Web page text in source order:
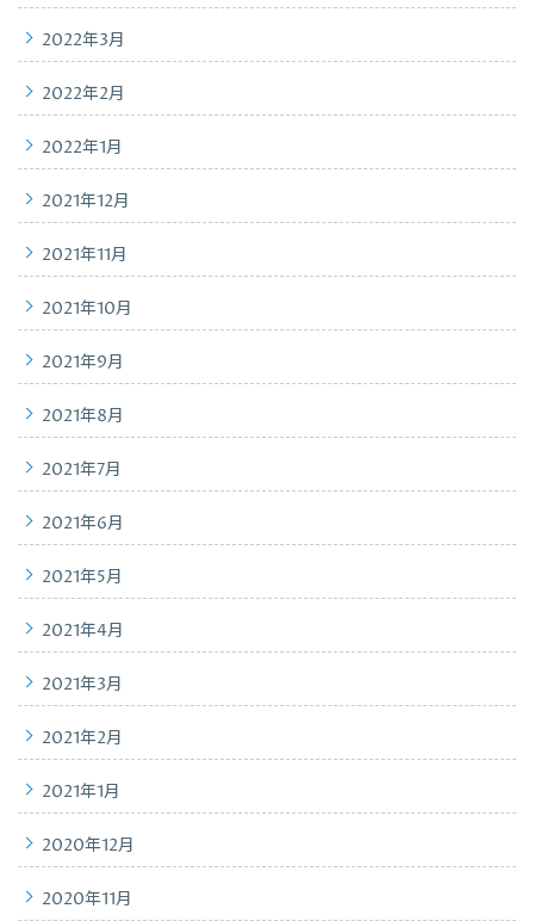
2022年3月
2022年2月
2022年1月
2021年12月
2021年11月
2021年10月
2021年9月
2021年8月
2021年7月
2021年6月
2021年5月
2021年4月
2021年3月
2021年2月
2021年1月
2020年12月
2020年11月